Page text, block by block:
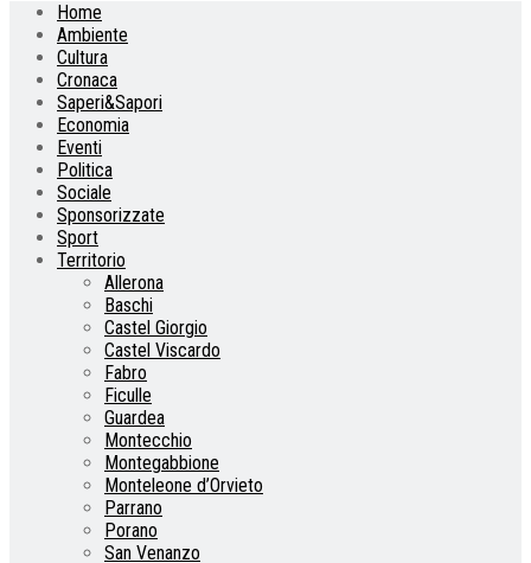
Home
Ambiente
Cultura
Cronaca
Saperi&Sapori
Economia
Eventi
Politica
Sociale
Sponsorizzate
Sport
Territorio
Allerona
Baschi
Castel Giorgio
Castel Viscardo
Fabro
Ficulle
Guardea
Montecchio
Montegabbione
Monteleone d’Orvieto
Parrano
Porano
San Venanzo